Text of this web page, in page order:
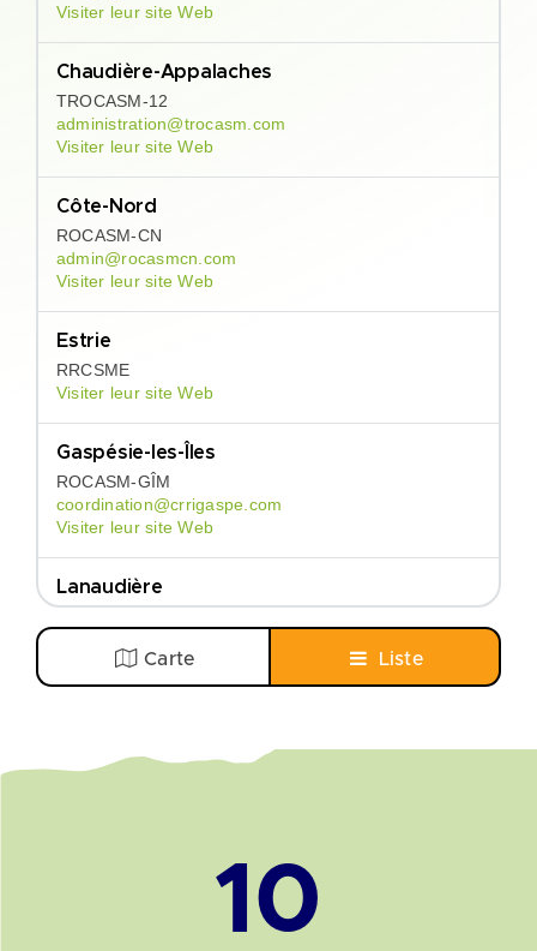
Visiter leur site Web
Chaudière-Appalaches
TROCASM-12
administration@trocasm.com
Visiter leur site Web
Côte-Nord
ROCASM-CN
admin@rocasmcn.com
Visiter leur site Web
Estrie
RRCSME
Visiter leur site Web
Gaspésie-les-Îles
ROCASM-GÎM
coordination@crrigaspe.com
Visiter leur site Web
Lanaudière
Visiter leur site Web
shany.perron@droitsetrecourslaurentides.org
gbergeron@cill.qc.ca
Liste
Carte
10